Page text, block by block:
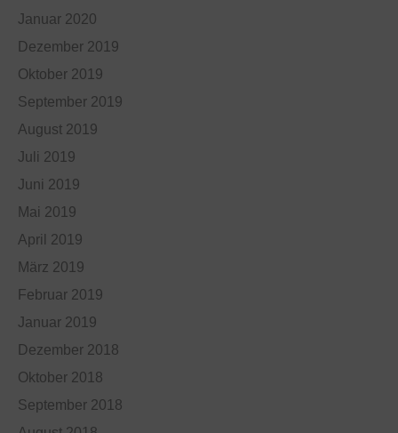
Januar 2020
Dezember 2019
Oktober 2019
September 2019
August 2019
Juli 2019
Juni 2019
Mai 2019
April 2019
März 2019
Februar 2019
Januar 2019
Dezember 2018
Oktober 2018
September 2018